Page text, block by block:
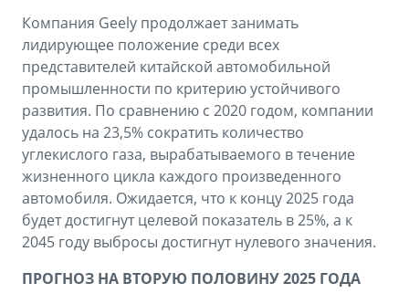
Компания Geely продолжает занимать
лидирующее положение среди всех
представителей китайской автомобильной
промышленности по критерию устойчивого
развития. По сравнению с 2020 годом, компании
удалось на 23,5% сократить количество
углекислого газа, вырабатываемого в течение
жизненного цикла каждого произведенного
автомобиля. Ожидается, что к концу 2025 года
будет достигнут целевой показатель в 25%, а к
2045 году выбросы достигнут нулевого значения.
ПРОГНОЗ НА ВТОРУЮ ПОЛОВИНУ 2025 ГОДА